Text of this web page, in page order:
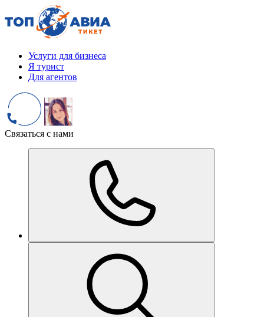
Услуги для бизнеса
Я турист
Для агентов
Связаться с нами